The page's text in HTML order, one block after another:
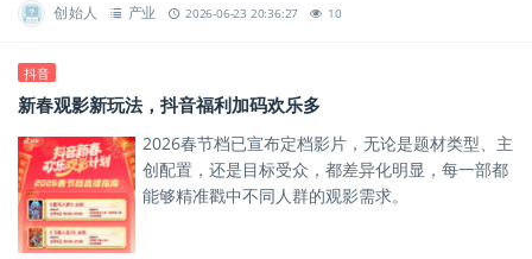
出电影与观众连接方式的更...
创始人 产业 2026-06-23 20:36:27 10
抖音
新春观影新玩法，抖音福利加码欢乐多
2026春节档已宣布定档影片，无论是题材类型、主
创配置，还是目标受众，都差异化明显，每一部都
能够精准戳中不同人群的观影需求。